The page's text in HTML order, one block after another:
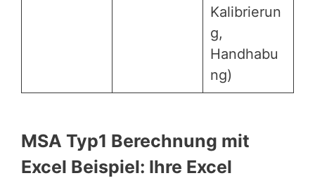
Kalibrierun
g,
Handhabu
ng)
MSA Typ1 Berechnung mit
Excel Beispiel: Ihre Excel